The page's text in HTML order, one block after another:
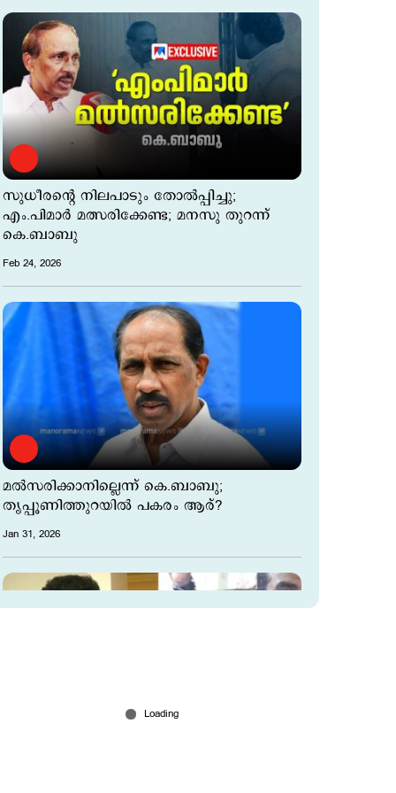
സുധീരന്‍റെ നിലപാടും തോല്‍പ്പിച്ചു;
എം.പിമാ‍ര്‍ മത്സരിക്കേണ്ട; മനസു തുറന്ന്
കെ.ബാബു
Feb 24, 2026
മല്‍സരിക്കാനില്ലെന്ന് കെ.ബാബു;
തൃപ്പൂണിത്തുറയിൽ പകരം ആര്?
Jan 31, 2026